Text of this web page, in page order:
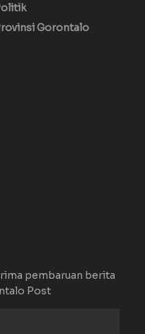
Gorontalo
pembaruan berita
Post